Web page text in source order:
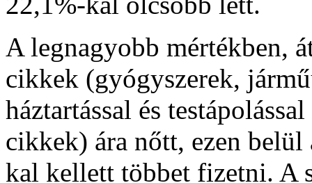
A legnagyobb mértékben,
cikkek (gyógyszerek,
háztartással és
cikkek) ára nőtt, ezen
kal kellett többet fizetni. A